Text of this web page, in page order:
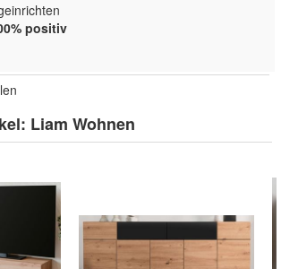
positiv
Liam Wohnen